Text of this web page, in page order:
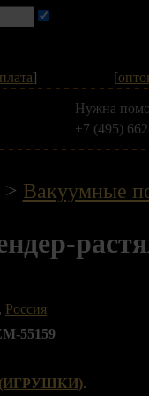
] [
Нужна
+7 (495)
> Вакуумные
, Россия
55159
(ИГРУШКИ).